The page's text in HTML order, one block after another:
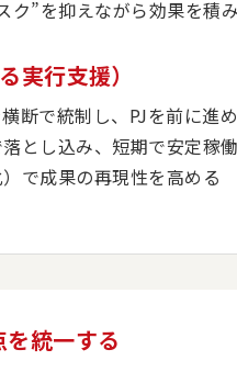
”を抑えながら効果を積
実行支援）
断で統制し、PJを前に進
とし込み、短期で安定稼
で成果の再現性を高める
統一する